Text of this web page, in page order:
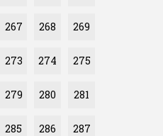
267 268 269
273 274 275
279 280 281
285 286 287